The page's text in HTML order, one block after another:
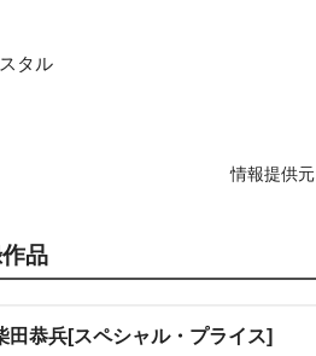
タル
情報提供元
品
恭兵[スペシャル・プライス]